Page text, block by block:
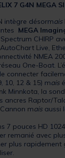
7 G4N MEGA SI
intègre désormais
MEGA
CHIRP
Live,
NMEA
One-Boat.
connecter
10, 12 & 15) mais
Minnkota, la
ancres Raptor/
mais aussi
7 pouces HD
remanié avec
plus rapidement